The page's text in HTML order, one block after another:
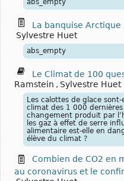
abs_empty
La banquise
Sylvestre Huet
abs_empty
Le Climat de 100
Ramstein , Sylvestre Huet
Les calottes de glace
climat des 1 000
changement produit par
les gaz à effet de serre
alimentaire est-elle en
élève du climat ?
Combien de CO2 en
au coronavirus et le